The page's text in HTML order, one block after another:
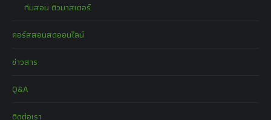
ทีมสอน ติวมาสเตอร์
คอร์สสอนสดออนไลน์
ข่าวสาร
Q&A
ติดต่อเรา